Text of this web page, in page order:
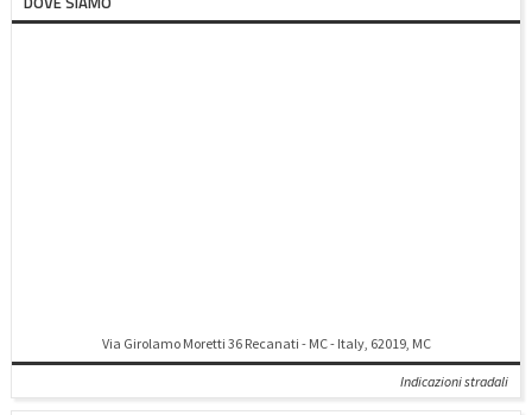
Via Girolamo Moretti 36 Recanati - MC - Italy, 62019, MC
Indicazioni stradali